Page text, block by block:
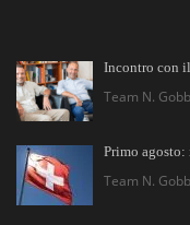
Incontro con
Team N.
Primo agosto:
Team N.